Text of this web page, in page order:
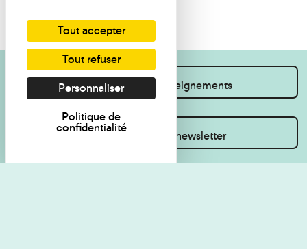
Je souhaite des renseignements
Inscrivez-vous à la newsletter
Tout accepter
Tout refuser
Personnaliser
Politique de
confidentialité